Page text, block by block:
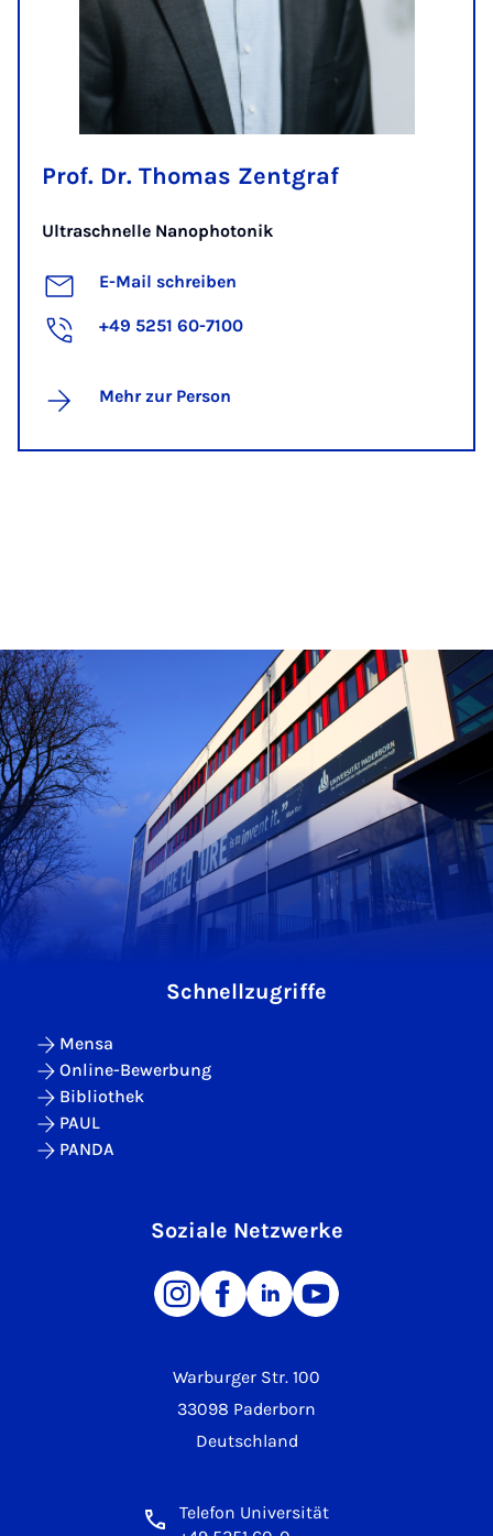
Prof. Dr. Thomas Zentgraf
Ultraschnelle Nanophotonik
E-Mail schreiben
+49 5251 60-7100
Mehr zur Person
Warburger Str. 100
33098 Paderborn
Deutschland
Telefon Universität
Schnellzugriffe
Mensa
Online-Bewerbung
Bibliothek
PAUL
PANDA
Soziale Netzwerke